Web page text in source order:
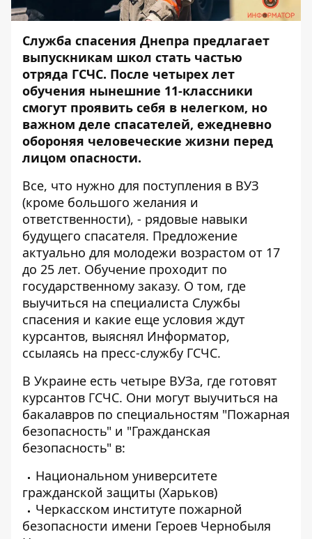
Служба спасения Днепра предлагает
выпускникам школ стать частью
отряда ГСЧС. После четырех лет
обучения нынешние 11-классники
смогут проявить себя в нелегком, но
важном деле спасателей, ежедневно
обороняя человеческие жизни перед
лицом опасности.
Все, что нужно для поступления в ВУЗ
(кроме большого желания и
ответственности), - рядовые навыки
будущего спасателя. Предложение
актуально для молодежи возрастом от 17
до 25 лет. Обучение проходит по
государственному заказу. О том, где
выучиться на специалиста Службы
спасения и какие еще условия ждут
курсантов, выяснял Информатор,
ссылаясь на пресс-службу ГСЧС.
В Украине есть четыре ВУЗа, где готовят
курсантов ГСЧС. Они могут выучиться на
бакалавров по специальностям "Пожарная
безопасность" и "Гражданская
безопасность" в:
Национальном университете
гражданской защиты (Харьков)
Черкасском институте пожарной
безопасности имени Героев Чернобыля